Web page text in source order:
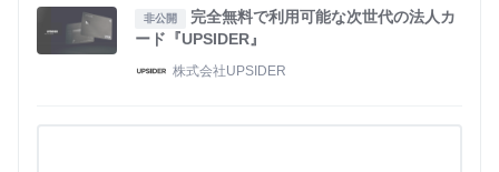
非公開
完全無料で利用可能な次世代の法人カ
ード『UPSIDER』
株式会社UPSIDER